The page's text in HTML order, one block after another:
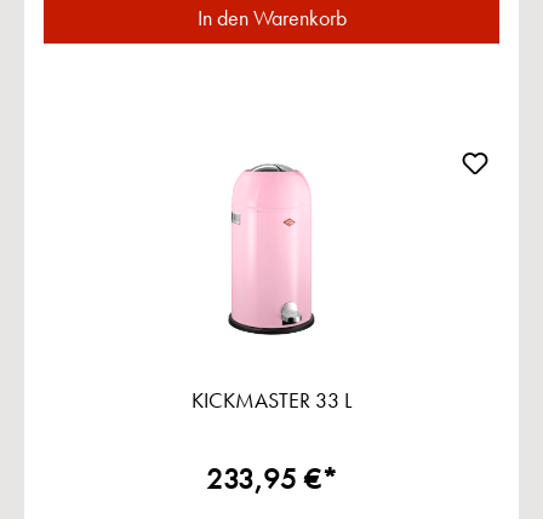
In den Warenkorb
KICKMASTER 33 L
233,95 €*